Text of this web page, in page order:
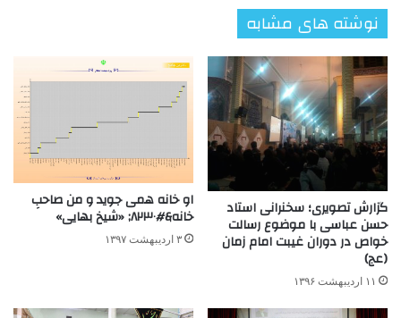
نوشته های مشابه
گزارش تصویری؛ سخنرانی استاد
حسن عباسی با موضوع رسالت
خواص در دوران غیبت امام زمان
(عج)
۱۱ اردیبهشت ۱۳۹۶
او خانه همی جوید و من صاحبِ
خانه&#۸۲۳۰; «شیخ بهایی»
۳ اردیبهشت ۱۳۹۷